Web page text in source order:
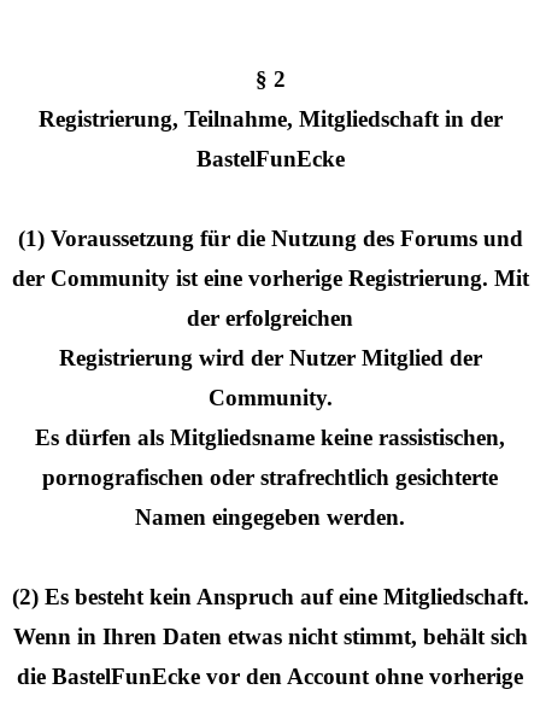
§ 2
Registrierung, Teilnahme, Mitgliedschaft in der
BastelFunEcke
(1) Voraussetzung für die Nutzung des Forums und
der Community ist eine vorherige Registrierung. Mit
der erfolgreichen
Registrierung wird der Nutzer Mitglied der
Community.
Es dürfen als Mitgliedsname keine rassistischen,
pornografischen oder strafrechtlich gesichterte
Namen eingegeben werden.
(2) Es besteht kein Anspruch auf eine Mitgliedschaft.
Wenn in Ihren Daten etwas nicht stimmt, behält sich
die BastelFunEcke vor den Account ohne vorherige